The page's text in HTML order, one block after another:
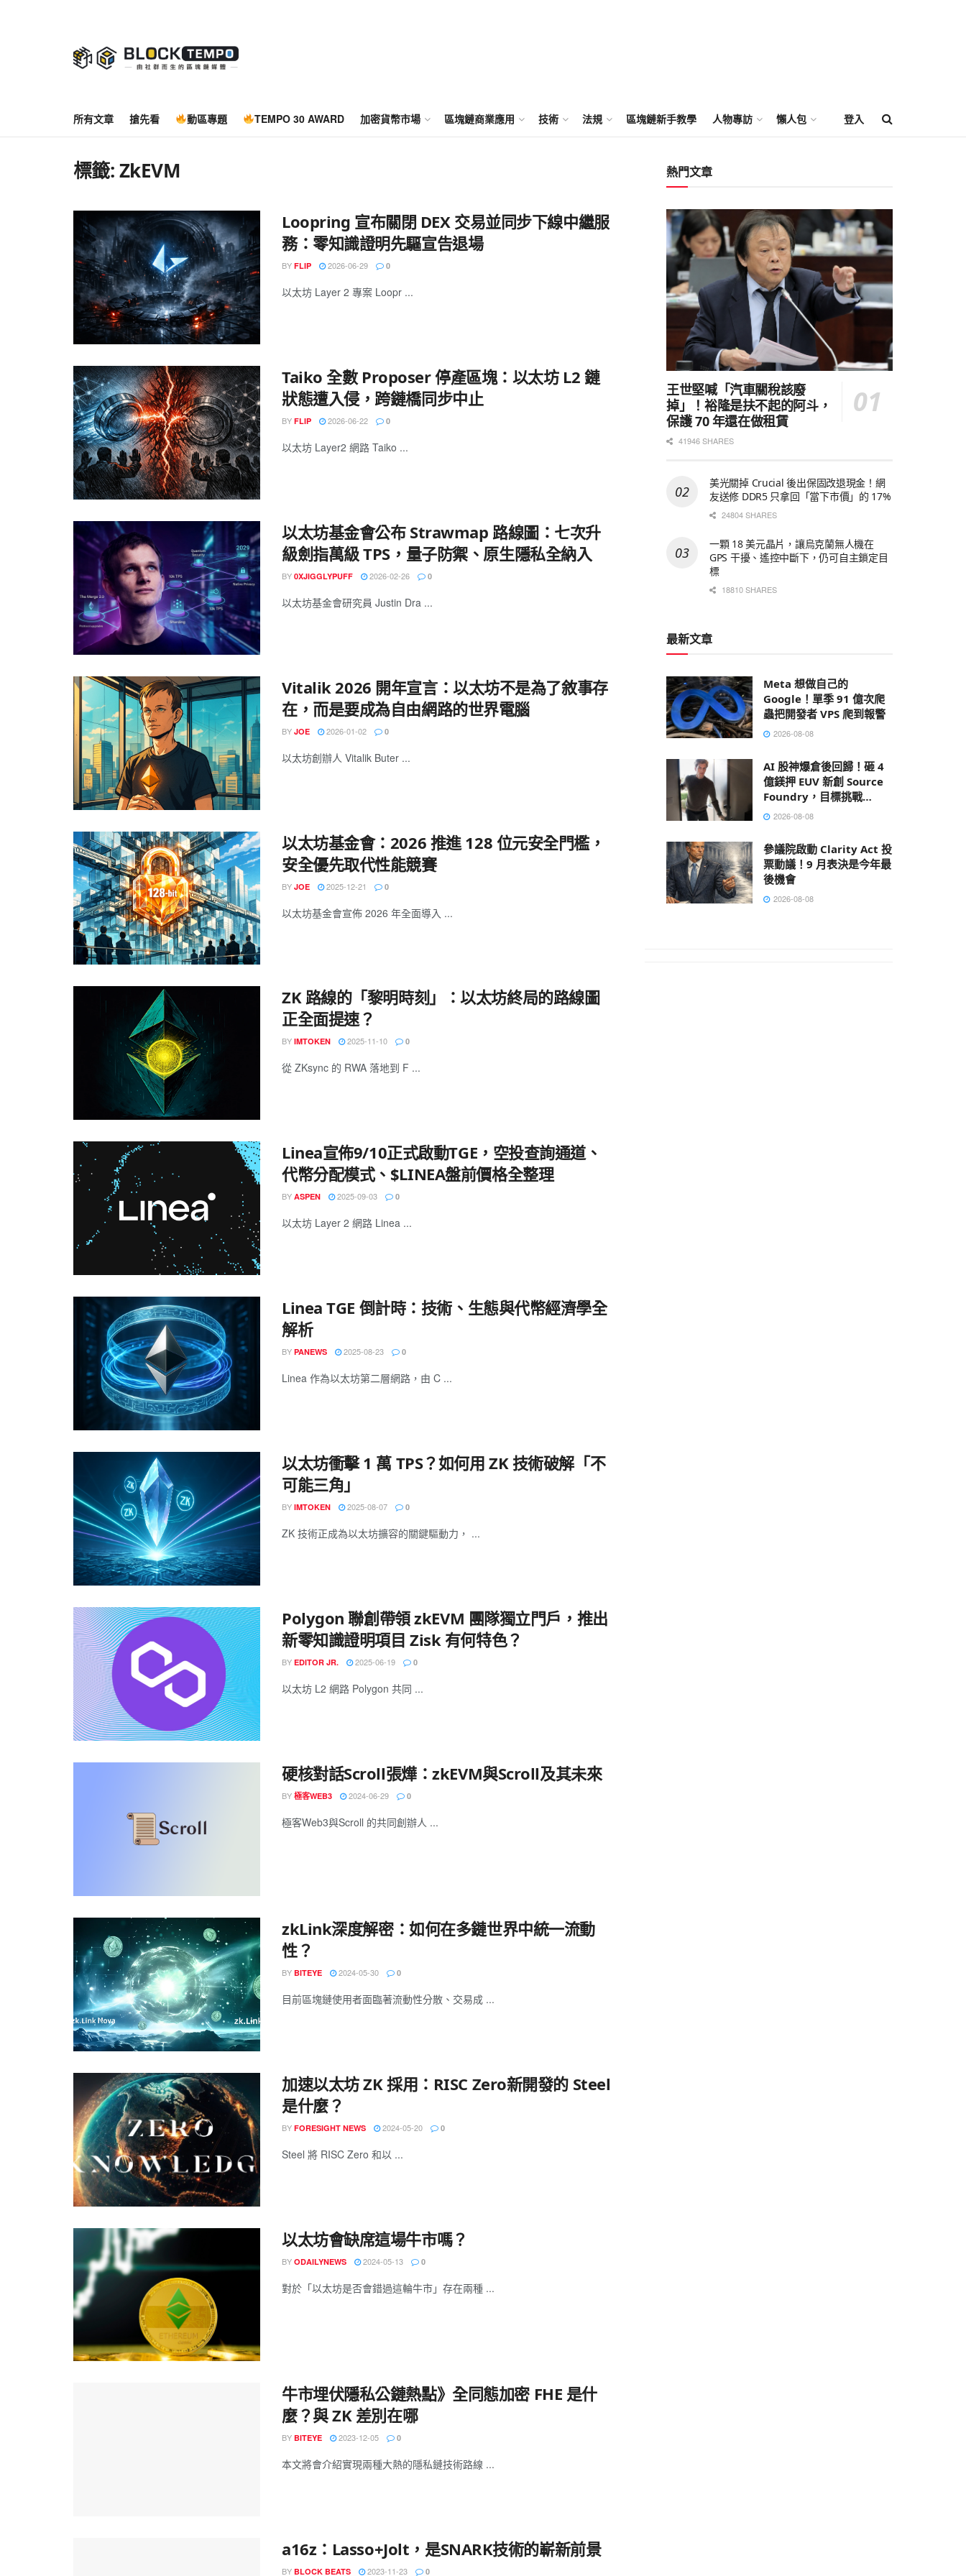
所有文章 搶先看 動區專題 TEMPO 30 AWARD 加密貨幣市場 區塊鏈商業應用 技術 法規 區塊鏈新手教學 人物專訪 懶人包 登入
標籤:ZkEVM
Loopring 宣布關閉 DEX 交易並同步下線中繼服
務：零知識證明先驅宣告退場
BY FLIP 2026-06-29 0
以太坊 Layer 2 專案 Loopr ...
Taiko 全數 Proposer 停產區塊：以太坊 L2 鏈
狀態遭入侵，跨鏈橋同步中止
BY FLIP 2026-06-22 0
以太坊 Layer2 網路 Taiko ...
以太坊基金會公布 Strawmap 路線圖：七次升
級劍指萬級 TPS，量子防禦、原生隱私全納入
BY 0XJIGGLYPUFF 2026-02-26 0
以太坊基金會研究員 Justin Dra ...
Vitalik 2026 開年宣言：以太坊不是為了敘事存
在，而是要成為自由網路的世界電腦
BY JOE 2026-01-02 0
以太坊創辦人 Vitalik Buter ...
以太坊基金會：2026 推進 128 位元安全門檻，
安全優先取代性能競賽
BY JOE 2025-12-21 0
以太坊基金會宣佈 2026 年全面導入 ...
ZK 路線的「黎明時刻」：以太坊終局的路線圖
正全面提速？
BY IMTOKEN 2025-11-10 0
從 ZKsync 的 RWA 落地到 F ...
Linea宣佈9/10正式啟動TGE，空投查詢通道、
代幣分配模式、$LINEA盤前價格全整理
BY ASPEN 2025-09-03 0
以太坊 Layer 2 網路 Linea ...
Linea TGE 倒計時：技術、生態與代幣經濟學全
解析
BY PANEWS 2025-08-23 0
Linea 作為以太坊第二層網路，由 C ...
以太坊衝擊 1 萬 TPS？如何用 ZK 技術破解「不
可能三角」
BY IMTOKEN 2025-08-07 0
ZK 技術正成為以太坊擴容的關鍵驅動力， ...
Polygon 聯創帶領 zkEVM 團隊獨立門戶，推出
新零知識證明項目 Zisk 有何特色？
BY EDITOR JR. 2025-06-19 0
以太坊 L2 網路 Polygon 共同 ...
硬核對話Scroll張燁：zkEVM與Scroll及其未來
BY 極客WEB3 2024-06-29 0
極客Web3與Scroll 的共同創辦人 ...
zkLink深度解密：如何在多鏈世界中統一流動
性？
BY BITEYE 2024-05-30 0
目前區塊鏈使用者面臨著流動性分散、交易成 ...
加速以太坊 ZK 採用：RISC Zero新開發的 Steel
是什麼？
BY FORESIGHT NEWS 2024-05-20 0
Steel 將 RISC Zero 和以 ...
以太坊會缺席這場牛市嗎？
BY ODAILYNEWS 2024-05-13 0
對於「以太坊是否會錯過這輪牛市」存在兩種 ...
牛市埋伏隱私公鏈熱點》全同態加密 FHE 是什
麼？與 ZK 差別在哪
BY BITEYE 2023-12-05 0
本文將會介紹實現兩種大熱的隱私鏈技術路線 ...
a16z：Lasso+Jolt，是SNARK技術的嶄新前景
BY BLOCK BEATS 2023-11-23 0
熱門文章
王世堅喊「汽車關稅該廢
掉」！裕隆是扶不起的阿斗，
保護 70 年還在做租賃
41946 SHARES
美光關掉 Crucial 後出保固改退現金！網
友送修 DDR5 只拿回「當下市價」的 17%
24804 SHARES
一顆 18 美元晶片，讓烏克蘭無人機在
GPS 干擾、遙控中斷下，仍可自主鎖定目
標
18810 SHARES
最新文章
Meta 想做自己的
Google！單季 91 億次爬
蟲把開發者 VPS 爬到報警
2026-08-08
AI 股神爆倉後回歸！砸 4
億鎂押 EUV 新創 Source
Foundry，目標挑戰
ASML
2026-08-08
參議院啟動 Clarity Act 投
票動議！9 月表決是今年最
後機會
2026-08-08